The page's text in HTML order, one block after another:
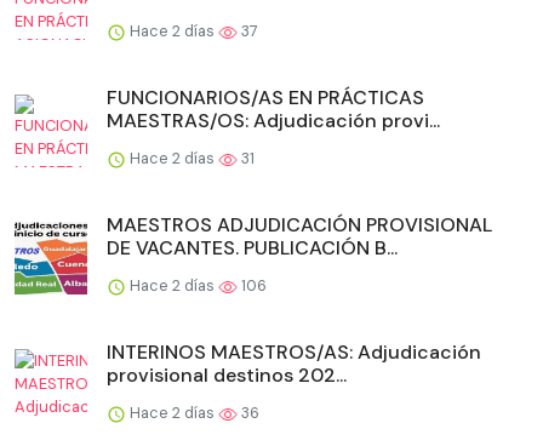
Hace 2 días 37
FUNCIONARIOS/AS EN PRÁCTICAS
MAESTRAS/OS: Adjudicación provi...
Hace 2 días 31
MAESTROS ADJUDICACIÓN PROVISIONAL
DE VACANTES. PUBLICACIÓN B...
Hace 2 días 106
INTERINOS MAESTROS/AS: Adjudicación
provisional destinos 202...
Hace 2 días 36